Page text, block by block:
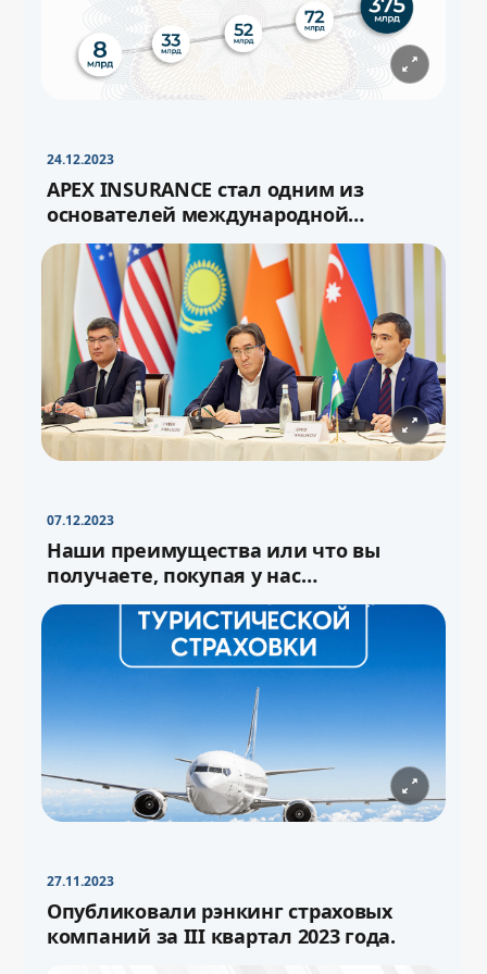
16pt + Свернуть
− 16pt + Свернуть
24.12.2023
APEX INSURANCE стал одним из
основателей международной
перестраховочной ёмкости «Turan»
07.12.2023
Наши преимущества или что вы
получаете, покупая у нас
туристическую страховку
− 16pt
27.11.2023
Опубликовали рэнкинг страховых
компаний за III квартал 2023 года.